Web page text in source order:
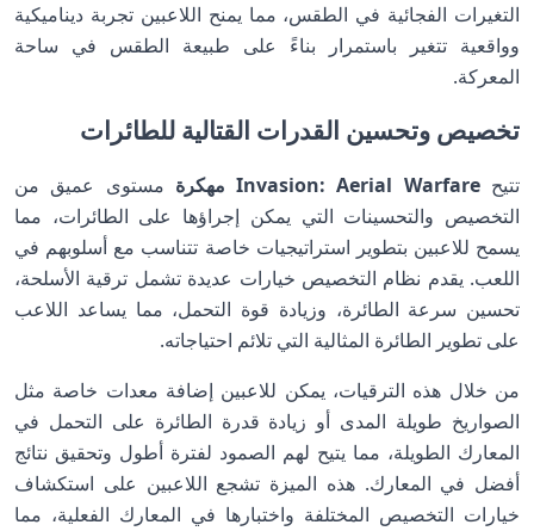
التغيرات الفجائية في الطقس، مما يمنح اللاعبين تجربة ديناميكية
وواقعية تتغير باستمرار بناءً على طبيعة الطقس في ساحة
المعركة.
تخصيص وتحسين القدرات القتالية للطائرات
تتيحInvasion: Aerial Warfare مهكرة
مستوى عميق من
التخصيص والتحسينات التي يمكن إجراؤها على الطائرات، مما
يسمح للاعبين بتطوير استراتيجيات خاصة تتناسب مع أسلوبهم في
اللعب. يقدم نظام التخصيص خيارات عديدة تشمل ترقية الأسلحة،
تحسين سرعة الطائرة، وزيادة قوة التحمل، مما يساعد اللاعب
على تطوير الطائرة المثالية التي تلائم احتياجاته.
من خلال هذه الترقيات، يمكن للاعبين إضافة معدات خاصة مثل
الصواريخ طويلة المدى أو زيادة قدرة الطائرة على التحمل في
المعارك الطويلة، مما يتيح لهم الصمود لفترة أطول وتحقيق نتائج
أفضل في المعارك. هذه الميزة تشجع اللاعبين على استكشاف
خيارات التخصيص المختلفة واختبارها في المعارك الفعلية، مما